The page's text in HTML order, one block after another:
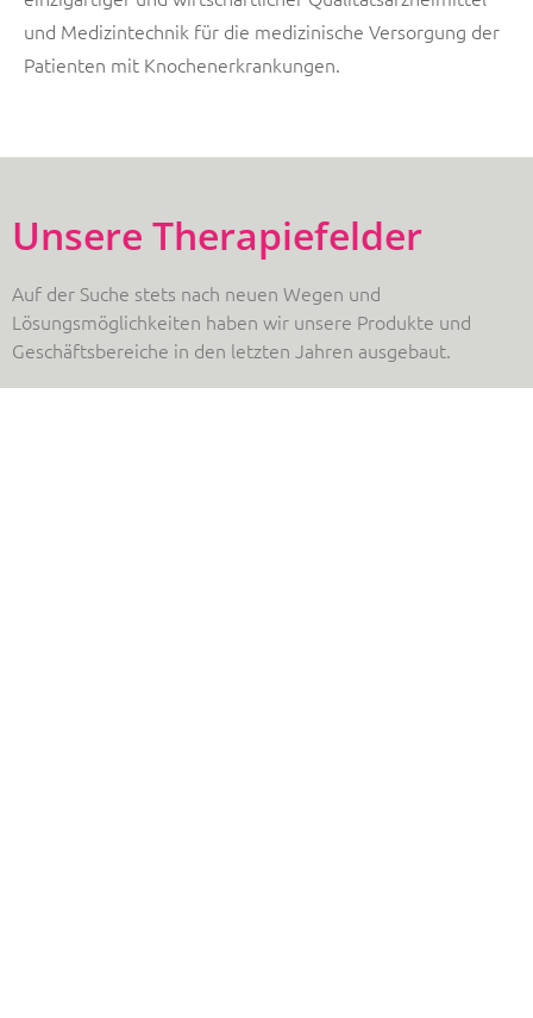
und Medizintechnik für die medizinische Versorgung der
Patienten mit Knochenerkrankungen.
Unsere Therapiefelder
Auf der Suche stets nach neuen Wegen und
Lösungsmöglichkeiten haben wir unsere Produkte und
Geschäftsbereiche in den letzten Jahren ausgebaut.